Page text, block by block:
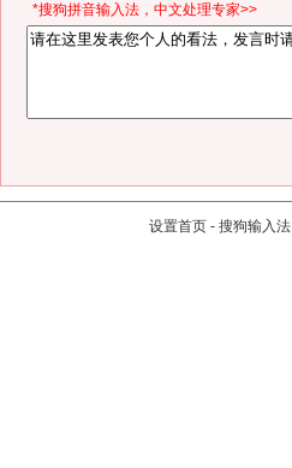
*搜狗拼音输入法，中文处理专家>>
设置首页 - 搜狗输入法